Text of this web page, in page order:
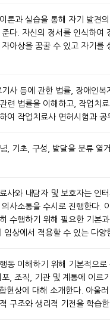
론과 실습을 통해 자기 발견
다. 자신의 정서를 인식하여
자아상을 꿈꿀 수 있고 자기를
사 등에 관한 법률, 장애인
련 법률을 이해하고, 작업치
여 작업치료사 면허시험과 공
, 기초, 구성, 발달을 분류 열
사와 내담자 및 보호자는 인
사소통을 수시로 진행한다.
수행하기 위해 필요한 기본
임상에서 적용할 수 있는 다양
동 이해하기 위해 기본적으로
, 조직, 기관 및 계통에 이르
현상에 대해 소개한다. 아울
구조와 생리적 기전을 학습한